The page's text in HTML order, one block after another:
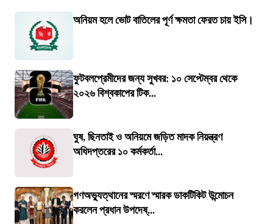
অনিয়ম হলে ভোট বাতিলের পূর্ণ ক্ষমতা ফেরত চায় ইসি।
ফুটবলপ্রেমীদের জন্য সুখবর: ১০ সেপ্টেম্বর থেকে
২০২৬ বিশ্বকাপের টিক...
ঘুষ, ছিনতাই ও অনিয়মে জড়িত মাদক নিয়ন্ত্রণ
অধিদপ্তরের ১০ কর্মকর্তা...
গণঅভ্যুত্থানের স্মরণে স্মারক ডাকটিকিট উন্মোচন
করলেন প্রধান উপদেষ্...